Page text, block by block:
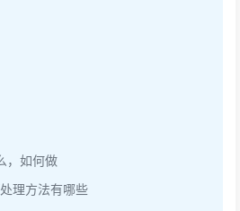
，如何做
理方法有哪些